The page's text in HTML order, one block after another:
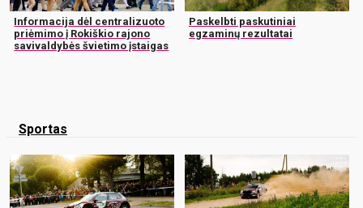
Informacija dėl centralizuoto
priėmimo į Rokiškio rajono
savivaldybės švietimo įstaigas
Paskelbti paskutiniai
egzaminų rezultatai
Sportas